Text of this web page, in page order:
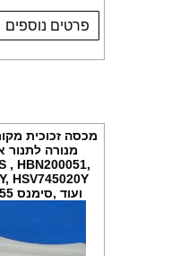
פרטים נוספים
מכסה זכוכית
, HBN200051,
HSV745020Y
ועוד ,סימנס HM7455 ועוד, מקט 010959